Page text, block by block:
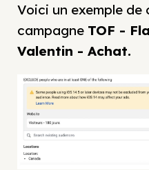
Voici un exemple
campagne TOF -
Valentin - Achat.